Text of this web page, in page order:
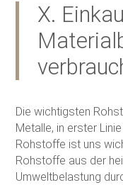
X.
Die wichtigsten
Metalle, in erster
Rohstoffe ist uns
Rohstoffe aus der
Umweltbelastung